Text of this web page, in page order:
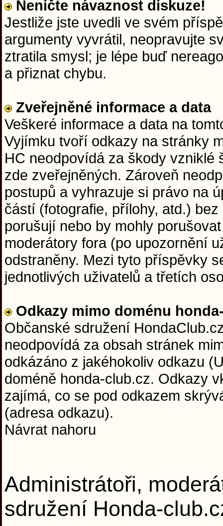
Neničte návaznost diskuze!
Jestliže jste uvedli ve svém
argumenty vyvrátil, neopravujte
ztratila smysl; je lépe buď
a přiznat chybu.
Zveřejněné informace a data
Veškeré informace a data na
Vyjímku tvoří odkazy na stránky
HC neodpovídá za škody vzniklé
zde zveřejněných. Zároveň
postupů a vyhrazuje si právo na
částí (fotografie, přílohy, atd.)
porušují nebo by mohly
moderátory fora (po upozornění
odstraněny. Mezi tyto příspěvky
jednotlivých uživatelů a třetích
Odkazy mimo doménu
Občanské sdružení
neodpovídá za obsah stránek
odkázáno z jakéhokoliv odkazu
doméně honda-club.cz. Odkazy
zajímá, co se pod odkazem
(adresa odkazu).
Návrat nahoru
Administrátoři,
sdružení Honda-